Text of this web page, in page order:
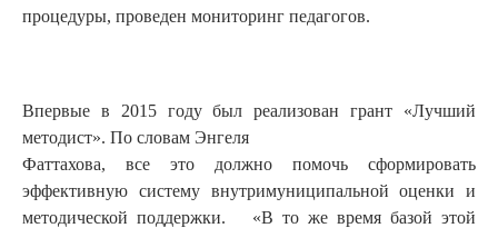
процедуры, проведен мониторинг педагогов.
Впервые в 2015 году был реализован грант «Лучший
методист». По словам Энгеля
Фаттахова, все это должно помочь сформировать
эффективную систему внутримуниципальной оценки и
методической поддержки. «В то же время базой этой